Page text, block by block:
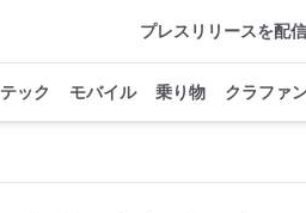
プレスリリースを配信
テック モバイル 乗り物 クラファ